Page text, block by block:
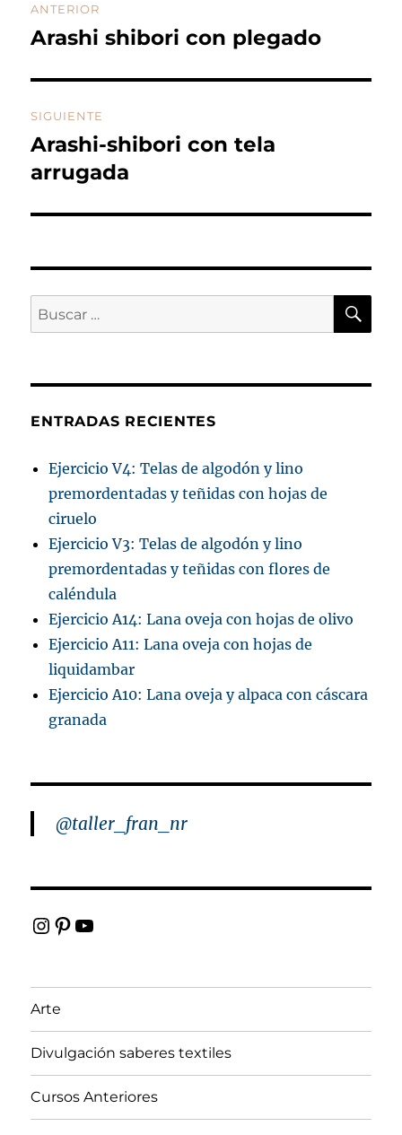
de
ANTERIOR
Entrada
Arashi shibori con plegado
SIGUIENTE
Entrada
siguiente:
Arashi-shibori con tela
arrugada
Buscar
por:
ENTRADAS RECIENTES
Ejercicio V4: Telas de algodón y lino
premordentadas y teñidas con hojas de
ciruelo
Ejercicio V3: Telas de algodón y lino
premordentadas y teñidas con flores de
caléndula
Ejercicio A14: Lana oveja con hojas de olivo
Ejercicio A11: Lana oveja con hojas de
liquidambar
Ejercicio A10: Lana oveja y alpaca con cáscara
granada
@taller_fran_nr
Instagram
Pinterest
YouTube
Arte
Divulgación saberes textiles
Cursos Anteriores